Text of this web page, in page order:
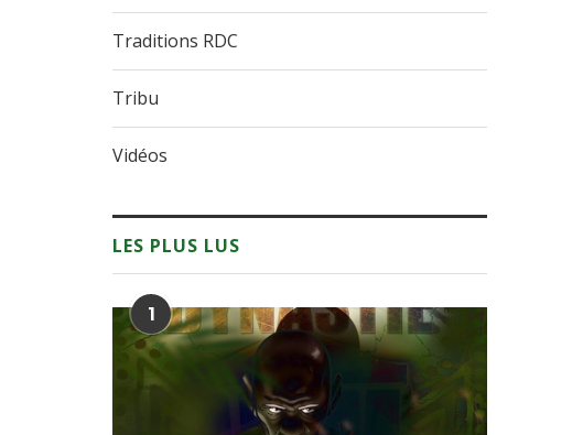
Traditions RDC
Tribu
Vidéos
LES PLUS LUS
1